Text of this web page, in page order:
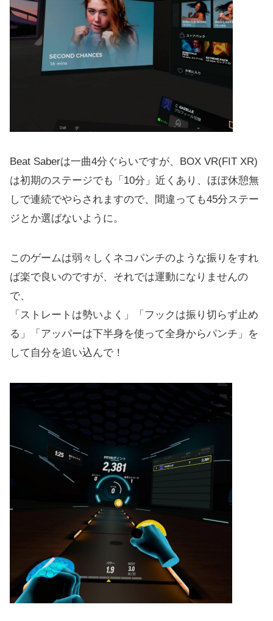
Beat Saberは一曲4分ぐらいですが、BOX VR(FIT XR)
は初期のステージでも「10分」近くあり、ほぼ休憩無
しで連続でやらされますので、間違っても45分ステー
ジとか選ばないように。
このゲームは弱々しくネコパンチのような振りをすれ
ば楽で良いのですが、それでは運動になりませんの
で、
「ストレートは勢いよく」「フックは振り切らず止め
る」「アッパーは下半身を使って全身からパンチ」を
して自分を追い込んで！